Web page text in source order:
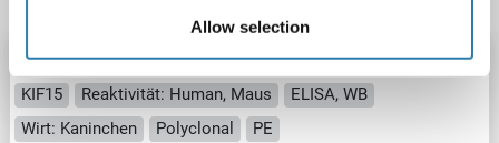
Allow selection
KIF15 Antikörper (AA 777-804) (PE)
KIF15 Reaktivität: Human, Maus
ELISA, WB
Wirt: Kaninchen
Polyclonal PE